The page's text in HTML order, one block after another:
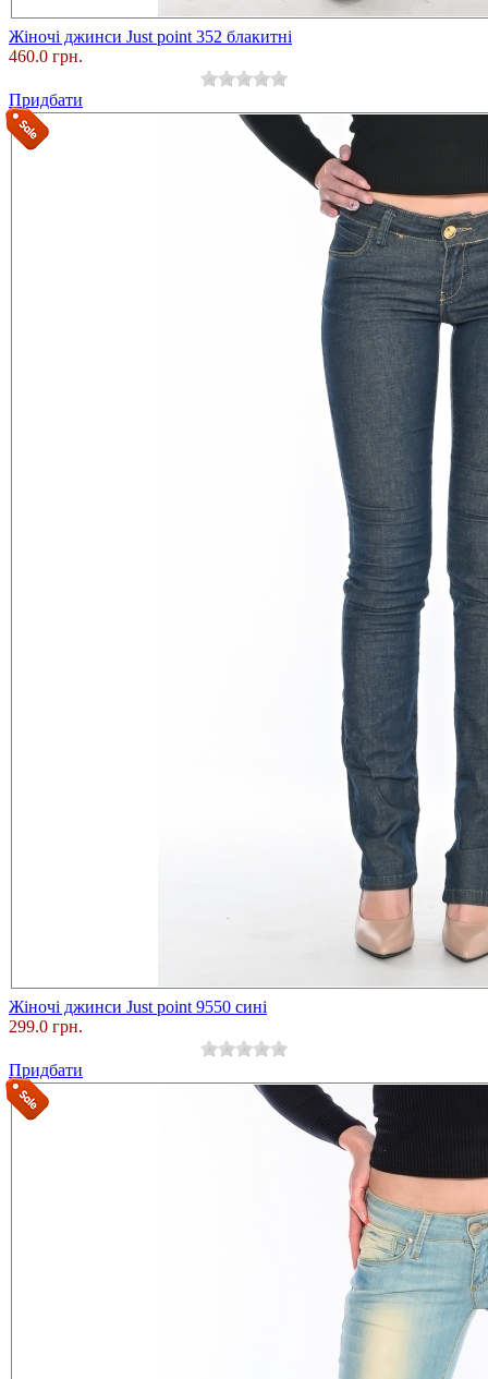
Жіночі джинси Just point 352 блакитні
460.0 грн.
Придбати
Жіночі джинси Just point 9550 сині
299.0 грн.
Придбати